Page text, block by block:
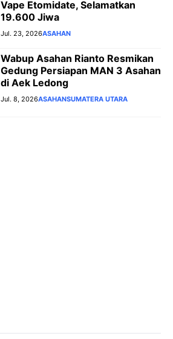
Vape Etomidate, Selamatkan
19.600 Jiwa
Jul. 23, 2026ASAHAN
Wabup Asahan Rianto Resmikan
Gedung Persiapan MAN 3 Asahan
di Aek Ledong
Jul. 8, 2026ASAHANSUMATERA UTARA